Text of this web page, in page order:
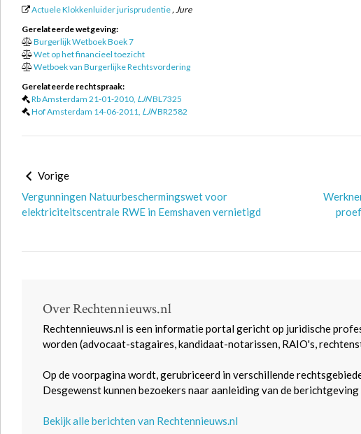
Actuele Klokkenluider jurisprudentie, Jure
Gerelateerde wetgeving:
Burgerlijk Wetboek Boek 7
Wet op het financieel toezicht
Wetboek van Burgerlijke Rechtsvordering
Gerelateerde rechtspraak:
Rb Amsterdam 21-01-2010, LJNBL7325
Hof Amsterdam 14-06-2011, LJNBR2582
Vorige
Vergunningen Natuurbeschermingswet voor
elektriciteitscentrale RWE in Eemshaven vernietigd
Over Rechtennieuws.nl
Rechtennieuws.nl is een informatie portal gericht op juridische
worden (advocaat-stagaires, kandidaat-notarissen, RAIO's,
Op de voorpagina wordt, gerubriceerd in verschillende
Desgewenst kunnen bezoekers naar aanleiding van de
Bekijk alle berichten van Rechtennieuws.nl